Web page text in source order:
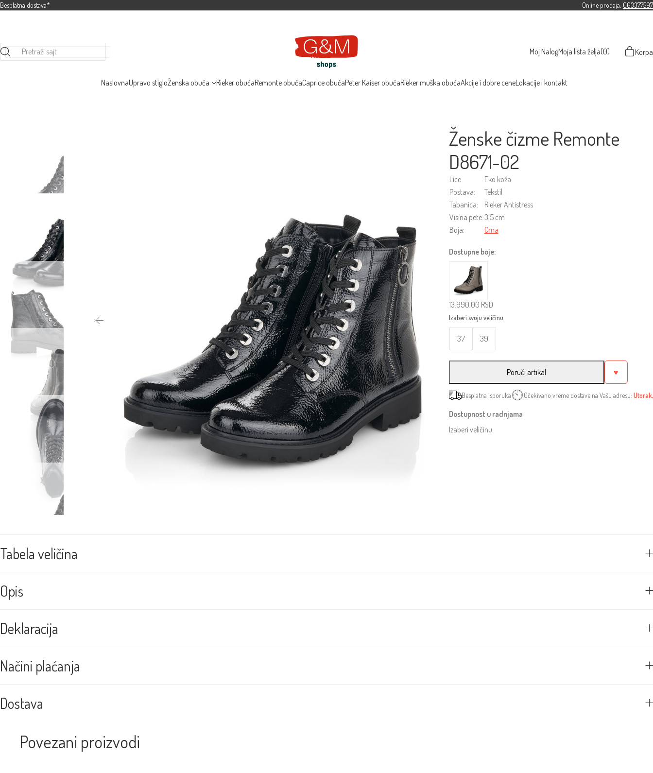
Besplatna dostava* Online prodaja: 063377597
Pretraži sajt Moj NalogMoja lista želja(0) Korpa
NaslovnaUpravo stigloŽenska obuća Rieker obućaRemonte obućaCaprice obućaPeter Kaiser obućaRieker muška obućaAkcije i dobre ceneLokacije i kontakt
Ženske čizme Remonte
D8671-02
Lice:
Eko koža
Postava:
Tekstil
Tabanica:
Rieker Antistress
Visina pete:3,5 cm
Boja:
Crna
Dostupne boje:
13.990,00 RSD
37 39
Poruči artikal ♥
Besplatna isporuka Očekivano vreme dostave na Vašu adresu:
Dostupnost u radnjama
Izaberi veličinu.
Tabela veličina
Opis
Deklaracija
Načini plaćanja
Dostava
Povezani proizvodi